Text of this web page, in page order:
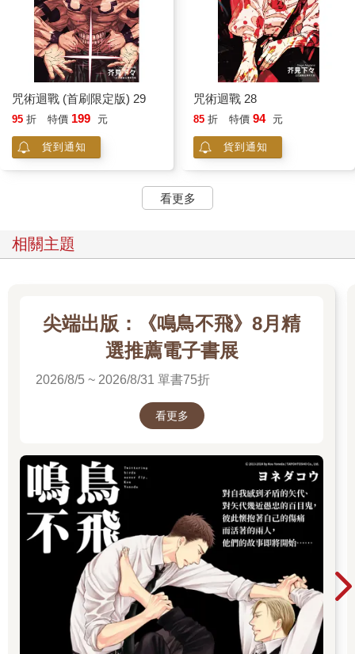
咒術迴戰 (首刷限定版) 29
95 折 特價 199 元
貨到通知
咒術迴戰 28
85 折 特價 94 元
貨到通知
看更多
相關主題
尖端出版：《鳴鳥不飛》8月精
選推薦電子書展
2026/8/5 ~ 2026/8/31 單書75折
看更多